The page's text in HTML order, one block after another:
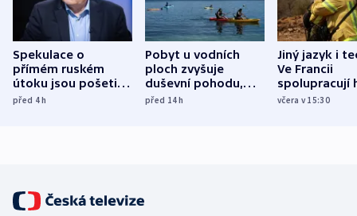
Spekulace o
přímém ruském
útoku jsou pošetilé,
míní estonský
před 4h
Pobyt u vodních
ploch zvyšuje
duševní pohodu,
ukázala
před 14h
Jiný jazyk i
Ve Francii
spolupracují
různých zemí
včera v 15:30